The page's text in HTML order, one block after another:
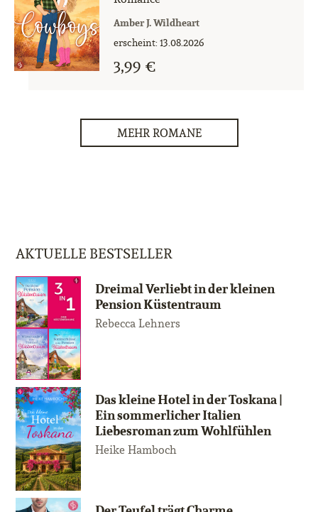
Amber J. Wildheart
erscheint: 13.08.2026
3,99 €
MEHR ROMANE
AKTUELLE BESTSELLER
Dreimal Verliebt in der kleinen
Pension Küstentraum
Rebecca Lehners
Das kleine Hotel in der Toskana |
Ein sommerlicher Italien
Liebesroman zum Wohlfühlen
Heike Hamboch